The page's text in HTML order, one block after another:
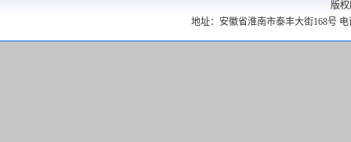
版
地址：安徽省淮南市泰丰大街168号